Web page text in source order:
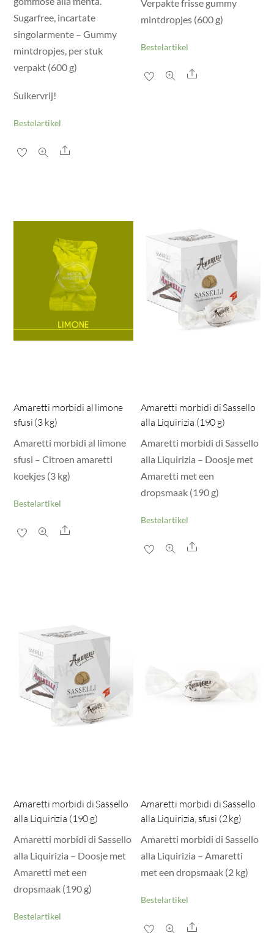
Sugarfree, incartate
singolarmente – Gummy
mintdropjes, per stuk
verpakt (600 g)
Suikervrij!
Bestelartikel
Share
Verpakte frisse gummy
mintdropjes (600 g)
Bestelartikel
Share
Amaretti morbidi al limone
sfusi (3 kg)
Amaretti morbidi al limone
sfusi – Citroen amaretti
koekjes (3 kg)
Bestelartikel
Share
Amaretti morbidi di Sassello
alla Liquirizia (190 g)
Amaretti morbidi di Sassello
alla Liquirizia – Doosje met
Amaretti met een
dropsmaak (190 g)
Bestelartikel
Share
Amaretti morbidi di Sassello
alla Liquirizia (190 g)
Amaretti morbidi di Sassello
alla Liquirizia – Doosje met
Amaretti met een
dropsmaak (190 g)
Bestelartikel
Amaretti morbidi di Sassello
alla Liquirizia, sfusi (2 kg)
Amaretti morbidi di Sassello
alla Liquirizia – Amaretti
met een dropsmaak (2 kg)
Bestelartikel
Share